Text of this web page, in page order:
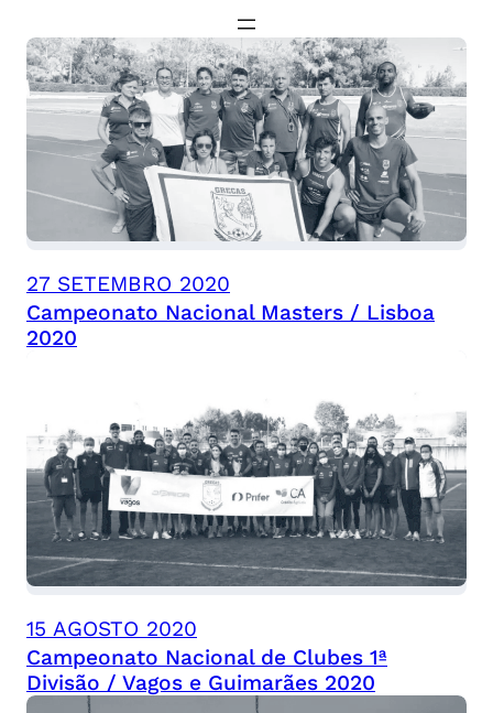
27 SETEMBRO 2020
Campeonato Nacional Masters / Lisboa
2020
15 AGOSTO 2020
Campeonato Nacional de Clubes 1ª
Divisão / Vagos e Guimarães 2020